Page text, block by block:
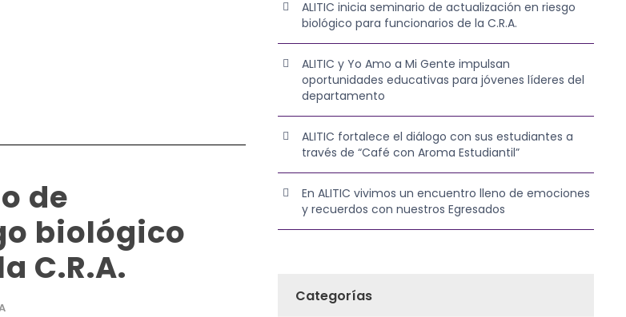
de
biológico
C.R.A.
ALITIC inicia seminario de actualización en riesgo
biológico para funcionarios de la C.R.A.
ALITIC y Yo Amo a Mi Gente impulsan
oportunidades educativas para jóvenes líderes del
departamento
ALITIC fortalece el diálogo con sus estudiantes a
través de “Café con Aroma Estudiantil”
En ALITIC vivimos un encuentro lleno de emociones
y recuerdos con nuestros Egresados
Categorías